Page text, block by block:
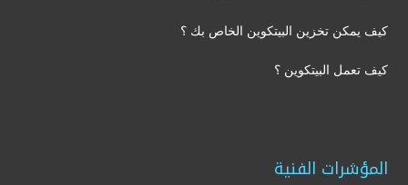
كيف يمكن تخزين البيتكوين الخاص بك ؟
كيف تعمل البيتكوين ؟
المؤشرات الفنية